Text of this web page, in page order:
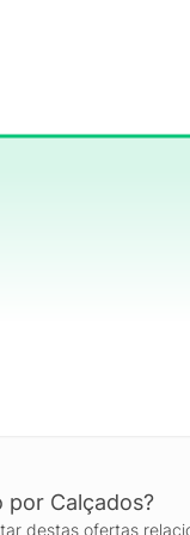
por Calçados?
destas ofertas